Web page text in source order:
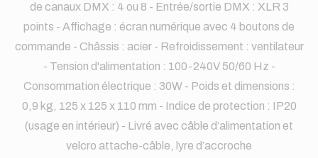
de canaux DMX : 4 ou 8 - Entrée/sortie DMX : XLR 3
points - Affichage : écran numérique avec 4 boutons de
commande - Châssis : acier - Refroidissement : ventilateur
- Tension d'alimentation : 100-240V 50/60 Hz -
Consommation électrique : 30W - Poids et dimensions :
0,9 kg, 125 x 125 x 110 mm - Indice de protection : IP20
(usage en intérieur) - Livré avec câble d’alimentation et
velcro attache-câble, lyre d’accroche